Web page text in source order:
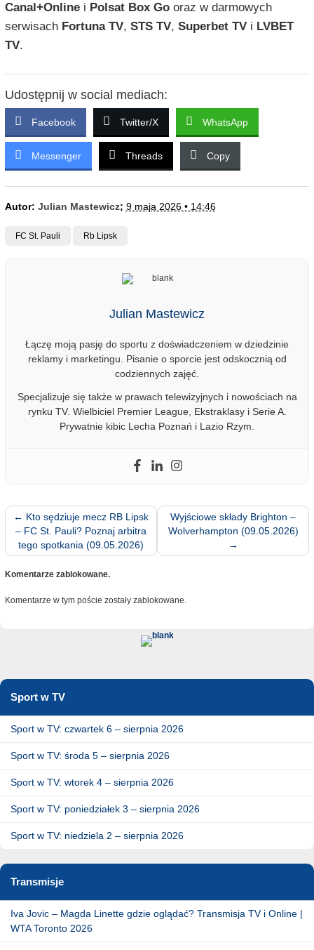
Canal+Onlinei Polsat Box Gooraz w darmowych
serwisach Fortuna TV, STS TV, Superbet TVi LVBET
TV.
Udostępnij w social mediach:
Facebook Twitter/X WhatsApp
Messenger Threads Copy
Autor: Julian Mastewicz; 9 maja 2026 • 14:46
FC St. Pauli Rb Lipsk
Julian Mastewicz
Łączę moją pasję do sportu z doświadczeniem w dziedzinie
reklamy i marketingu. Pisanie o sporcie jest odskocznią od
codziennych zajęć.
Specjalizuje się także w prawach telewizyjnych i nowościach na
rynku TV. Wielbiciel Premier League, Ekstraklasy i Serie A.
Prywatnie kibic Lecha Poznań i Lazio Rzym.
← Kto sędziuje mecz RB Lipsk
– FC St. Pauli? Poznaj arbitra
tego spotkania (09.05.2026)
Wyjściowe składy Brighton –
Wolverhampton (09.05.2026)
→
Komentarze zablokowane.
Komentarze w tym poście zostały zablokowane.
Sport w TV
Sport w TV: czwartek 6 – sierpnia 2026
Sport w TV: środa 5 – sierpnia 2026
Sport w TV: wtorek 4 – sierpnia 2026
Sport w TV: poniedziałek 3 – sierpnia 2026
Sport w TV: niedziela 2 – sierpnia 2026
Transmisje
Iva Jovic – Magda Linette gdzie oglądać? Transmisja TV i Online |
WTA Toronto 2026